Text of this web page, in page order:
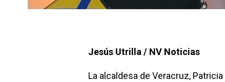
Jesús Utrilla / NV Noticias
La alcaldesa de Veracruz,